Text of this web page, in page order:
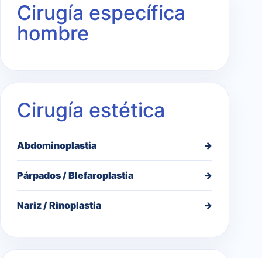
Cirugía específica
hombre
Cirugía estética
Abdominoplastia →
Párpados / Blefaroplastia →
Nariz / Rinoplastia →